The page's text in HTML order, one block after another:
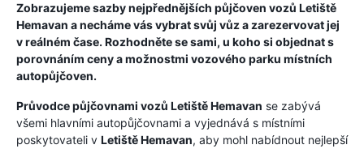
Zobrazujeme sazby nejpřednějších půjčoven vozů Letiště
Hemavan a necháme vás vybrat svůj vůz a zarezervovat jej
v reálném čase. Rozhodněte se sami, u koho si objednat s
porovnáním ceny a možnostmi vozového parku místních
autopůjčoven.
Průvodce půjčovnami vozů Letiště Hemavan se zabývá
všemi hlavními autopůjčovnami a vyjednává s místními
poskytovateli v Letiště Hemavan, aby mohl nabídnout nejlepší